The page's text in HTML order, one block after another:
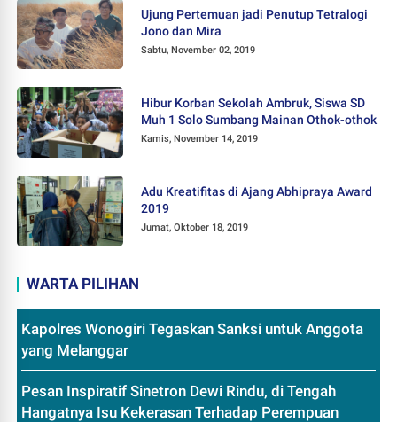
Ujung Pertemuan jadi Penutup Tetralogi
Jono dan Mira
Sabtu, November 02, 2019
Hibur Korban Sekolah Ambruk, Siswa SD
Muh 1 Solo Sumbang Mainan Othok-othok
Kamis, November 14, 2019
Adu Kreatifitas di Ajang Abhipraya Award
2019
Jumat, Oktober 18, 2019
WARTA PILIHAN
Kapolres Wonogiri Tegaskan Sanksi untuk Anggota
yang Melanggar
Pesan Inspiratif Sinetron Dewi Rindu, di Tengah
Hangatnya Isu Kekerasan Terhadap Perempuan